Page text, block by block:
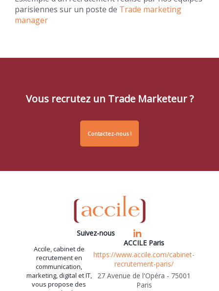
parisiennes sur un poste de Trade marketing
manager
Vous recrutez un Trade Marketeur ?
Contactez-nous !
Suivez-nous
Accile, cabinet de
recrutement en
communication,
marketing, digital et IT,
vous propose des
ACCILE Paris
https://www.accile.com/cabinet-
recrutement-paris/
27 Avenue de l'Opéra - 75001
Paris